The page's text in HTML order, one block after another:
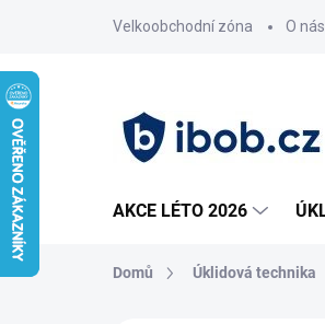
Velkoobchodní zóna O nás
AKCE LÉTO 2026
Domů Úklidová technika